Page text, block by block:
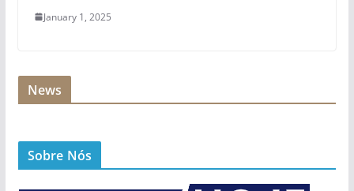
January 1, 2025
News
Sobre Nós